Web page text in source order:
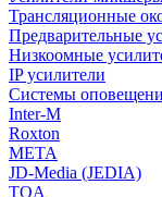
Трансляционные
Предварительные
Низкоомные
IP усилители
Системы
Inter-M
Roxton
МЕТА
JD-Media (JEDIA)
TOA